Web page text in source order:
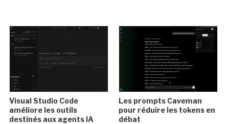
Visual Studio Code
améliore les outils
destinés aux agents IA
Les prompts Caveman
pour réduire les tokens en
débat